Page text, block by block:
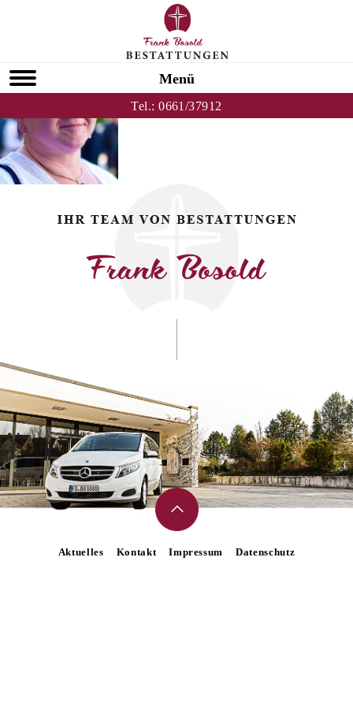
Menü
Tel.:0661/37912
HOMEPAGE
Aktuelles Kontakt Impressum Datenschutz